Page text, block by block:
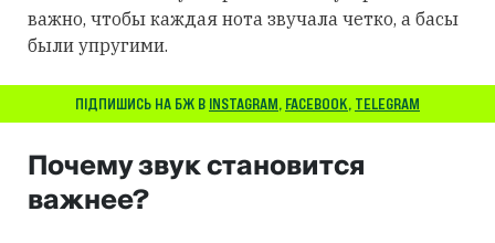
важно, чтобы каждая нота звучала четко, а басы
были упругими.
ПІДПИШИСЬ НА БЖ В INSTAGRAM, FACEBOOK, TELEGRAM
Почему звук становится
важнее?